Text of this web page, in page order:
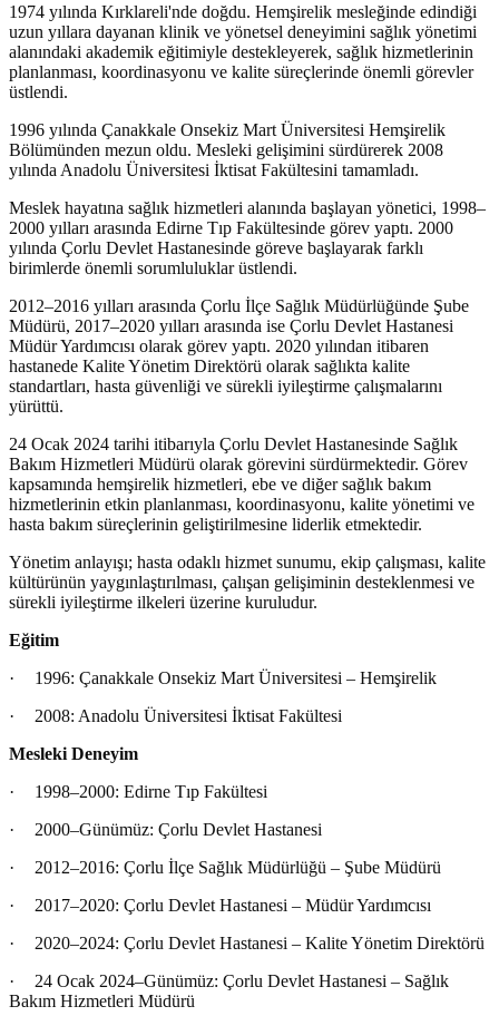
1974 yılında Kırklareli'nde doğdu. Hemşirelik mesleğinde edindiği
uzun yıllara dayanan klinik ve yönetsel deneyimini sağlık yönetimi
alanındaki akademik eğitimiyle destekleyerek, sağlık hizmetlerinin
planlanması, koordinasyonu ve kalite süreçlerinde önemli görevler
üstlendi.
1996 yılında Çanakkale Onsekiz Mart Üniversitesi Hemşirelik
Bölümünden mezun oldu. Mesleki gelişimini sürdürerek 2008
yılında Anadolu Üniversitesi İktisat Fakültesini tamamladı.
Meslek hayatına sağlık hizmetleri alanında başlayan yönetici, 1998–
2000 yılları arasında Edirne Tıp Fakültesinde görev yaptı. 2000
yılında Çorlu Devlet Hastanesinde göreve başlayarak farklı
birimlerde önemli sorumluluklar üstlendi.
2012–2016 yılları arasında Çorlu İlçe Sağlık Müdürlüğünde Şube
Müdürü, 2017–2020 yılları arasında ise Çorlu Devlet Hastanesi
Müdür Yardımcısı olarak görev yaptı. 2020 yılından itibaren
hastanede Kalite Yönetim Direktörü olarak sağlıkta kalite
standartları, hasta güvenliği ve sürekli iyileştirme çalışmalarını
yürüttü.
24 Ocak 2024 tarihi itibarıyla Çorlu Devlet Hastanesinde Sağlık
Bakım Hizmetleri Müdürü olarak görevini sürdürmektedir. Görev
kapsamında hemşirelik hizmetleri, ebe ve diğer sağlık bakım
hizmetlerinin etkin planlanması, koordinasyonu, kalite yönetimi ve
hasta bakım süreçlerinin geliştirilmesine liderlik etmektedir.
Yönetim anlayışı; hasta odaklı hizmet sunumu, ekip çalışması, kalite
kültürünün yaygınlaştırılması, çalışan gelişiminin desteklenmesi ve
sürekli iyileştirme ilkeleri üzerine kuruludur.
Eğitim
·
1996: Çanakkale Onsekiz Mart Üniversitesi – Hemşirelik
·
2008: Anadolu Üniversitesi İktisat Fakültesi
Mesleki Deneyim
·
1998–2000: Edirne Tıp Fakültesi
·
2000–Günümüz: Çorlu Devlet Hastanesi
·
2012–2016: Çorlu İlçe Sağlık Müdürlüğü – Şube Müdürü
·
2017–2020: Çorlu Devlet Hastanesi – Müdür Yardımcısı
·
2020–2024: Çorlu Devlet Hastanesi – Kalite Yönetim Direktörü
·
24 Ocak 2024–Günümüz: Çorlu Devlet Hastanesi – Sağlık
Bakım Hizmetleri Müdürü